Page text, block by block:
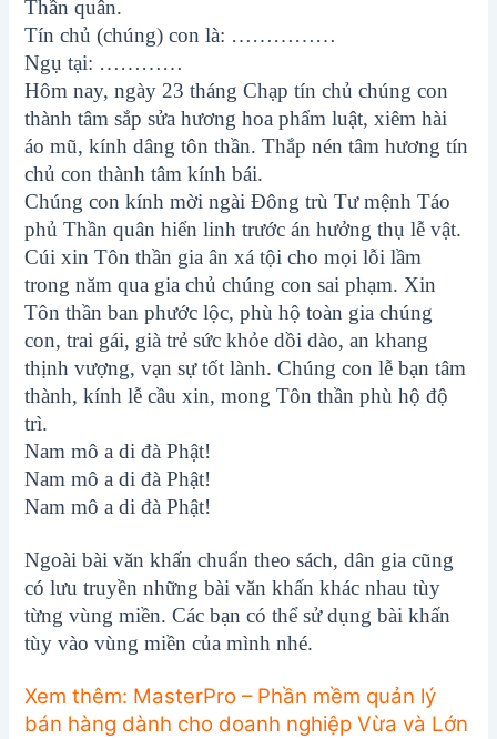
Thần quân.
Tín chủ (chúng) con là: ……………
Ngụ tại: …………
Hôm nay, ngày 23 tháng Chạp tín chủ chúng con
thành tâm sắp sửa hương hoa phẩm luật, xiêm hài
áo mũ, kính dâng tôn thần. Thắp nén tâm hương tín
chủ con thành tâm kính bái.
Chúng con kính mời ngài Đông trù Tư mệnh Táo
phủ Thần quân hiển linh trước án hưởng thụ lễ vật.
Cúi xin Tôn thần gia ân xá tội cho mọi lỗi lầm
trong năm qua gia chủ chúng con sai phạm. Xin
Tôn thần ban phước lộc, phù hộ toàn gia chúng
con, trai gái, già trẻ sức khỏe dồi dào, an khang
thịnh vượng, vạn sự tốt lành. Chúng con lễ bạn tâm
thành, kính lễ cầu xin, mong Tôn thần phù hộ độ
trì.
Nam mô a di đà Phật!
Nam mô a di đà Phật!
Nam mô a di đà Phật!
Ngoài bài văn khấn chuẩn theo sách, dân gia cũng
có lưu truyền những bài văn khấn khác nhau tùy
từng vùng miền. Các bạn có thể sử dụng bài khấn
tùy vào vùng miền của mình nhé.
Xem thêm: MasterPro – Phần mềm quản lý
bán hàng dành cho doanh nghiệp Vừa và Lớn